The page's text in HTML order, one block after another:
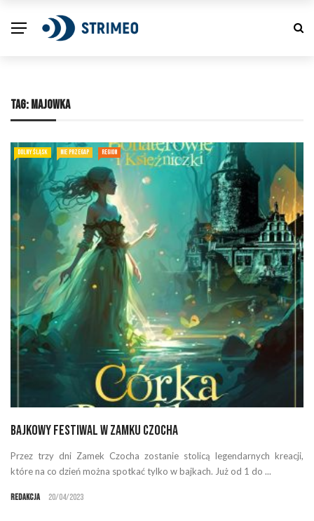
TAG: MAJOWKA
DOLNY ŚLĄSK NIE PRZEGAP REGION
Bajkowy Festiwal w Zamku Czocha
Przez trzy dni Zamek Czocha zostanie stolicą legendarnych kreacji,
które na co dzień można spotkać tylko w bajkach. Już od 1 do ...
Redakcja 20/04/2023